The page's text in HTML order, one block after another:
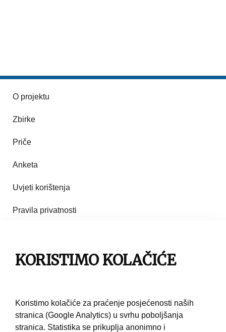
O projektu
Zbirke
Priče
Anketa
Uvjeti korištenja
Pravila privatnosti
Pravila korištenja
KORISTIMO KOLAČIĆE
Koristimo kolačiće za praćenje posjećenosti naših
stranica (Google Analytics) u svrhu poboljšanja
stranica. Statistika se prikuplja anonimno i